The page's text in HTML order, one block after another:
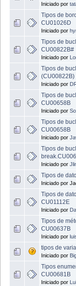
Iniciado por
Tipos de
CU01026D
Iniciado por
Tipos de
CU00822B#
Iniciado por
Tipos de
(CU00822B)
Iniciado por
Tipos de
CU00658B
Iniciado por
Tipos de
CU00658B
Iniciado por
Tipos de
Iniciado por
Tipos de
Iniciado por
Tipos de
CU01112E
Iniciado por
Tipos de
CU00637B
Iniciado por
tipos de
Iniciado por
Tipos
CU00681B
Iniciado por